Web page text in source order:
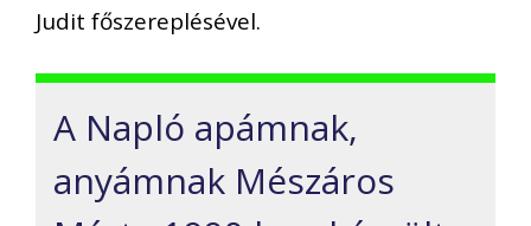
Judit főszereplésével.
A Napló apámnak,
anyámnak Mészáros